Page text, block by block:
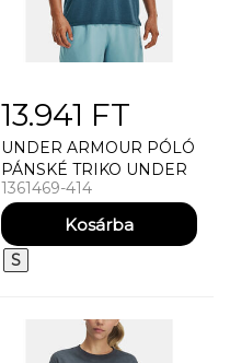
13.941 FT
UNDER ARMOUR PÓLÓ
PÁNSKÉ TRIKO UNDER
ARMOUR UA STREAKER
TEE
1361469-414
S